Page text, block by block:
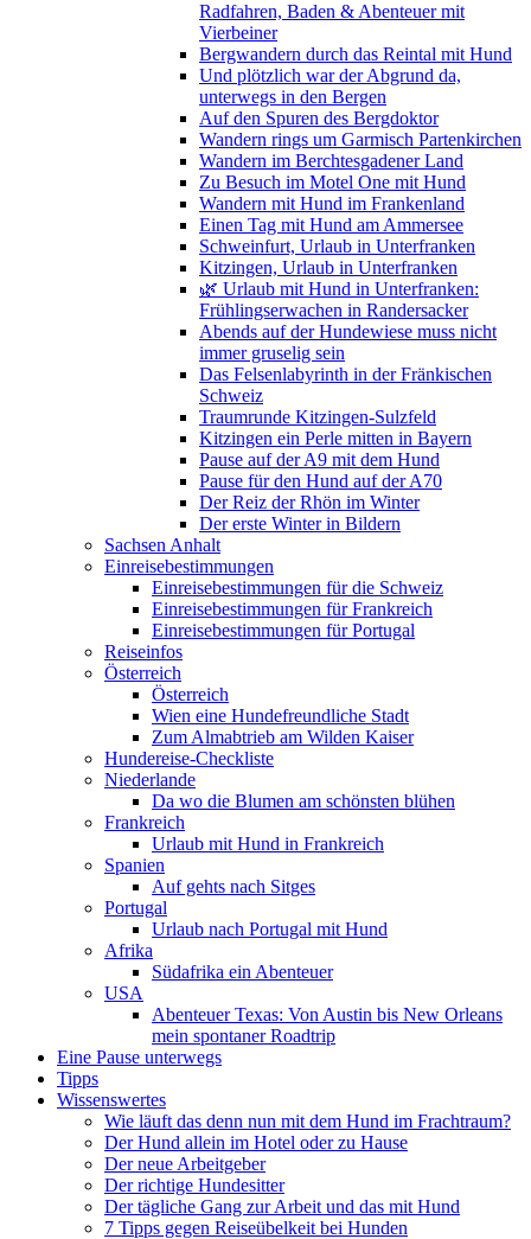
Radfahren, Baden & Abenteuer mit
Vierbeiner
Bergwandern durch das Reintal mit Hund
Und plötzlich war der Abgrund da,
unterwegs in den Bergen
Auf den Spuren des Bergdoktor
Wandern rings um Garmisch Partenkirchen
Wandern im Berchtesgadener Land
Zu Besuch im Motel One mit Hund
Wandern mit Hund im Frankenland
Einen Tag mit Hund am Ammersee
Schweinfurt, Urlaub in Unterfranken
Kitzingen, Urlaub in Unterfranken
🌿 Urlaub mit Hund in Unterfranken:
Frühlingserwachen in Randersacker
Abends auf der Hundewiese muss nicht
immer gruselig sein
Das Felsenlabyrinth in der Fränkischen
Schweiz
Traumrunde Kitzingen-Sulzfeld
Kitzingen ein Perle mitten in Bayern
Pause auf der A9 mit dem Hund
Pause für den Hund auf der A70
Der Reiz der Rhön im Winter
Der erste Winter in Bildern
Sachsen Anhalt
Einreisebestimmungen
Einreisebestimmungen für die Schweiz
Einreisebestimmungen für Frankreich
Einreisebestimmungen für Portugal
Reiseinfos
Österreich
Österreich
Wien eine Hundefreundliche Stadt
Zum Almabtrieb am Wilden Kaiser
Hundereise-Checkliste
Niederlande
Da wo die Blumen am schönsten blühen
Frankreich
Urlaub mit Hund in Frankreich
Spanien
Auf gehts nach Sitges
Portugal
Urlaub nach Portugal mit Hund
Afrika
Südafrika ein Abenteuer
USA
Abenteuer Texas: Von Austin bis New Orleans
mein spontaner Roadtrip
Eine Pause unterwegs
Tipps
Wissenswertes
Wie läuft das denn nun mit dem Hund im Frachtraum?
Der Hund allein im Hotel oder zu Hause
Der neue Arbeitgeber
Der richtige Hundesitter
Der tägliche Gang zur Arbeit und das mit Hund
7 Tipps gegen Reiseübelkeit bei Hunden